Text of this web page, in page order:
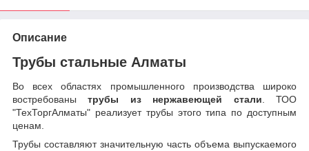
Описание
Трубы стальные Алматы
Во всех областях промышленного производства широко
востребованытрубы из нержавеющей стали. ТОО
"ТехТоргАлматы" реализует трубы этого типа по доступным
ценам.
Трубы составляют значительную часть объема выпускаемого